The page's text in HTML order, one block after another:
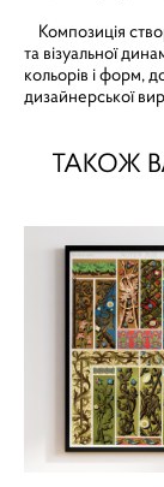
Композиція
та візуальної
кольорів і форм,
дизайнерської
ТАКОЖ